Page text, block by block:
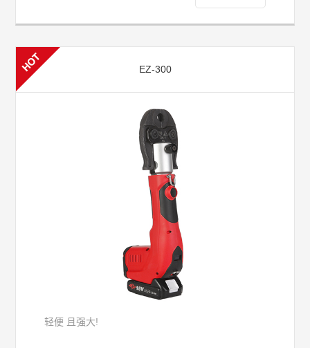
EZ-300
轻便 且强大!